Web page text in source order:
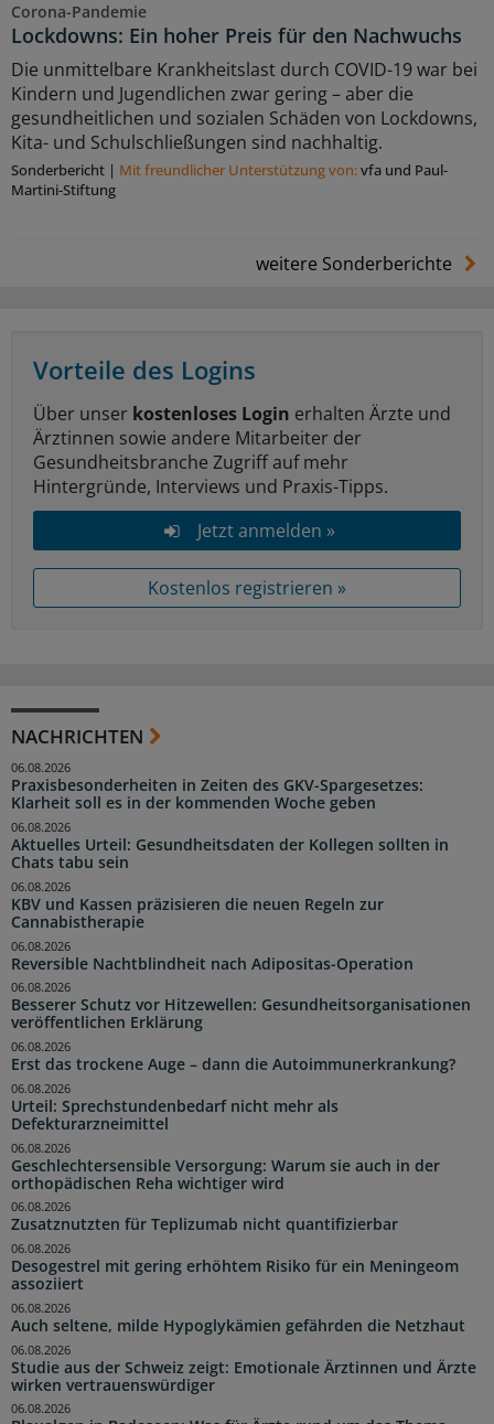
Corona-Pandemie
Lockdowns: Ein hoher Preis für den Nachwuchs
Die unmittelbare Krankheitslast durch COVID-19 war bei
Kindern und Jugendlichen zwar gering – aber die
gesundheitlichen und sozialen Schäden von Lockdowns,
Kita- und Schulschließungen sind nachhaltig.
Sonderbericht | Mit freundlicher Unterstützung von:vfa und Paul-
Martini-Stiftung
weitere Sonderberichte
Vorteile des Logins
Über unser kostenloses Login erhalten Ärzte und
Ärztinnen sowie andere Mitarbeiter der
Gesundheitsbranche Zugriff auf mehr
Hintergründe, Interviews und Praxis-Tipps.
Jetzt anmelden »
Kostenlos registrieren »
NACHRICHTEN
Praxisbesonderheiten in Zeiten des GKV-Spargesetzes:
Klarheit soll es in der kommenden Woche geben
06.08.2026
Aktuelles Urteil: Gesundheitsdaten der Kollegen sollten in
Chats tabu sein
06.08.2026
KBV und Kassen präzisieren die neuen Regeln zur
Cannabistherapie
06.08.2026
Reversible Nachtblindheit nach Adipositas-Operation
06.08.2026
Besserer Schutz vor Hitzewellen: Gesundheitsorganisationen
veröffentlichen Erklärung
06.08.2026
Erst das trockene Auge – dann die Autoimmunerkrankung?
06.08.2026
Urteil: Sprechstundenbedarf nicht mehr als
Defekturarzneimittel
06.08.2026
Geschlechtersensible Versorgung: Warum sie auch in der
orthopädischen Reha wichtiger wird
06.08.2026
Zusatznutzten für Teplizumab nicht quantifizierbar
06.08.2026
Desogestrel mit gering erhöhtem Risiko für ein Meningeom
assoziiert
06.08.2026
Auch seltene, milde Hypoglykämien gefährden die Netzhaut
06.08.2026
Studie aus der Schweiz zeigt: Emotionale Ärztinnen und Ärzte
wirken vertrauenswürdiger
06.08.2026
06.08.2026